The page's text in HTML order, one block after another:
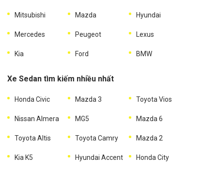
Mitsubishi Mazda Hyundai
Mercedes Peugeot Lexus
Kia Ford BMW
Xe Sedan tìm kiếm nhiều nhất
Honda Civic Mazda 3 Toyota Vios
Nissan Almera MG5 Mazda 6
Toyota Altis Toyota Camry Mazda 2
Kia K5 Hyundai Accent Honda City